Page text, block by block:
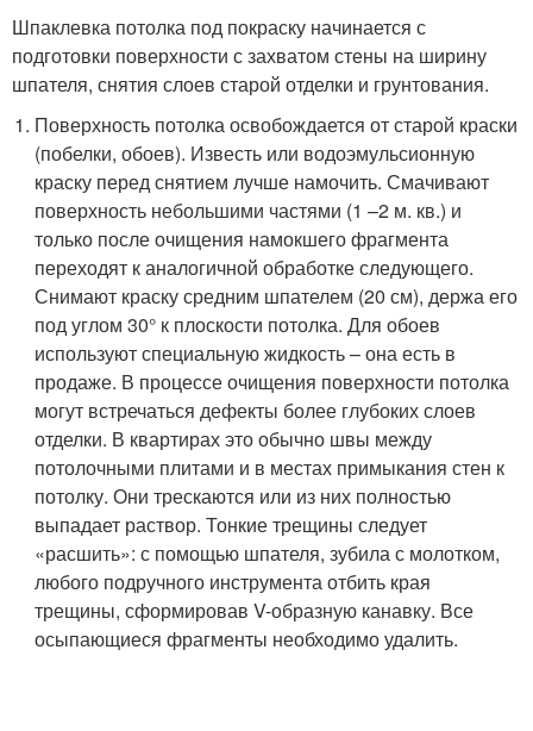
Шпаклевка потолка под покраску начинается с
подготовки поверхности с захватом стены на ширину
шпателя, снятия слоев старой отделки и грунтования.
Поверхность потолка освобождается от старой краски
(побелки, обоев). Известь или водоэмульсионную
краску перед снятием лучше намочить. Смачивают
поверхность небольшими частями (1 –2 м. кв.) и
только после очищения намокшего фрагмента
переходят к аналогичной обработке следующего.
Снимают краску средним шпателем (20 см), держа его
под углом 30° к плоскости потолка. Для обоев
используют специальную жидкость – она есть в
продаже. В процессе очищения поверхности потолка
могут встречаться дефекты более глубоких слоев
отделки. В квартирах это обычно швы между
потолочными плитами и в местах примыкания стен к
потолку. Они трескаются или из них полностью
выпадает раствор. Тонкие трещины следует
«расшить»: с помощью шпателя, зубила с молотком,
любого подручного инструмента отбить края
трещины, сформировав V-образную канавку. Все
осыпающиеся фрагменты необходимо удалить.